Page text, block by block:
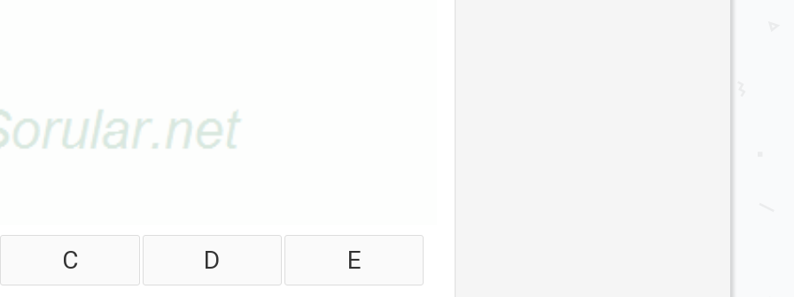
C D E